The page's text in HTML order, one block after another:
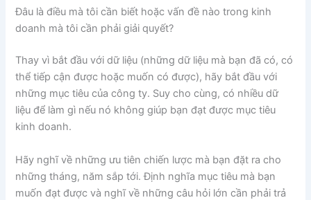
Đâu là điều mà tôi cần biết hoặc vấn đề nào trong kinh
doanh mà tôi cần phải giải quyết?
Thay vì bắt đầu với dữ liệu (những dữ liệu mà bạn đã có, có
thể tiếp cận được hoặc muốn có được), hãy bắt đầu với
những mục tiêu của công ty. Suy cho cùng, có nhiều dữ
liệu để làm gì nếu nó không giúp bạn đạt được mục tiêu
kinh doanh.
Hãy nghĩ về những ưu tiên chiến lược mà bạn đặt ra cho
những tháng, năm sắp tới. Định nghĩa mục tiêu mà bạn
muốn đạt được và nghĩ về những câu hỏi lớn cần phải trả